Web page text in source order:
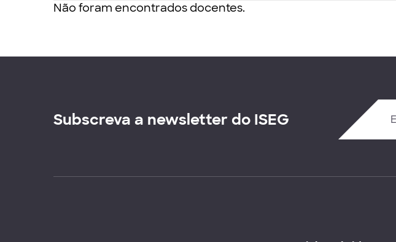
Não foram encontrados docentes.
Subscreva a newsletter do ISEG